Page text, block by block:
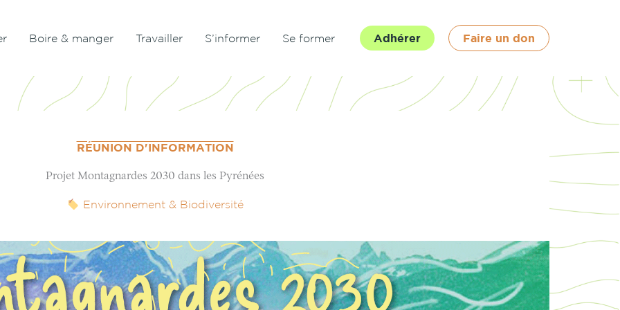
Boire & manger Travailler S’informer Se former Adhérer Faire un don
RÉUNION D'INFORMATION
Projet Montagnardes 2030 dans les Pyrénées
Environnement & Biodiversité